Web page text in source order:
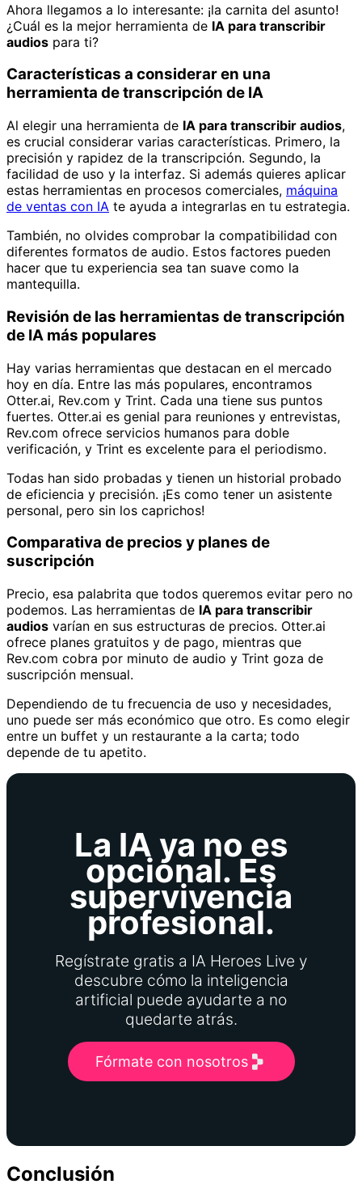
Ahora llegamos a lo interesante: ¡la carnita del asunto!
¿Cuál es la mejor herramienta de IA para transcribir
audios para ti?
Características a considerar en una
herramienta de transcripción de IA
Al elegir una herramienta de IA para transcribir audios,
es crucial considerar varias características. Primero, la
precisión y rapidez de la transcripción. Segundo, la
facilidad de uso y la interfaz. Si además quieres aplicar
estas herramientas en procesos comerciales, máquina
de ventas con IA te ayuda a integrarlas en tu estrategia.
También, no olvides comprobar la compatibilidad con
diferentes formatos de audio. Estos factores pueden
hacer que tu experiencia sea tan suave como la
mantequilla.
Revisión de las herramientas de transcripción
de IA más populares
Hay varias herramientas que destacan en el mercado
hoy en día. Entre las más populares, encontramos
Otter.ai, Rev.com y Trint. Cada una tiene sus puntos
fuertes. Otter.ai es genial para reuniones y entrevistas,
Rev.com ofrece servicios humanos para doble
verificación, y Trint es excelente para el periodismo.
Todas han sido probadas y tienen un historial probado
de eficiencia y precisión. ¡Es como tener un asistente
personal, pero sin los caprichos!
Comparativa de precios y planes de
suscripción
Precio, esa palabrita que todos queremos evitar pero no
podemos. Las herramientas de IA para transcribir
audios varían en sus estructuras de precios. Otter.ai
ofrece planes gratuitos y de pago, mientras que
Rev.com cobra por minuto de audio y Trint goza de
suscripción mensual.
Dependiendo de tu frecuencia de uso y necesidades,
uno puede ser más económico que otro. Es como elegir
entre un buffet y un restaurante a la carta; todo
depende de tu apetito.
La IA ya no es
opcional. Es
supervivencia
profesional.
Regístrate gratis a IA Heroes Live y
descubre cómo la inteligencia
artificial puede ayudarte a no
quedarte atrás.
Fórmate con nosotros
Conclusión